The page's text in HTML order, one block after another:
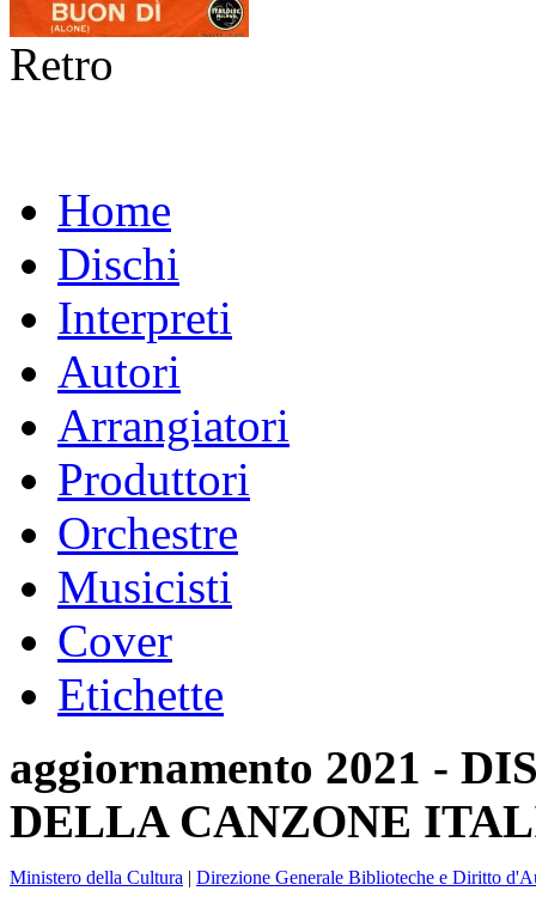
Retro
Home
Dischi
Interpreti
Autori
Arrangiatori
Produttori
Orchestre
Musicisti
Cover
Etichette
aggiornamento 2021 -
DELLA CANZONE
Ministero della Cultura | Direzione Generale Biblioteche e Diritto